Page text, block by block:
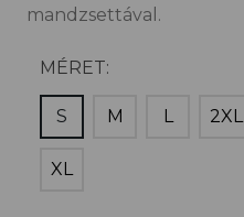
mandzsettával.
MÉRET:
S M L 2XL
XL